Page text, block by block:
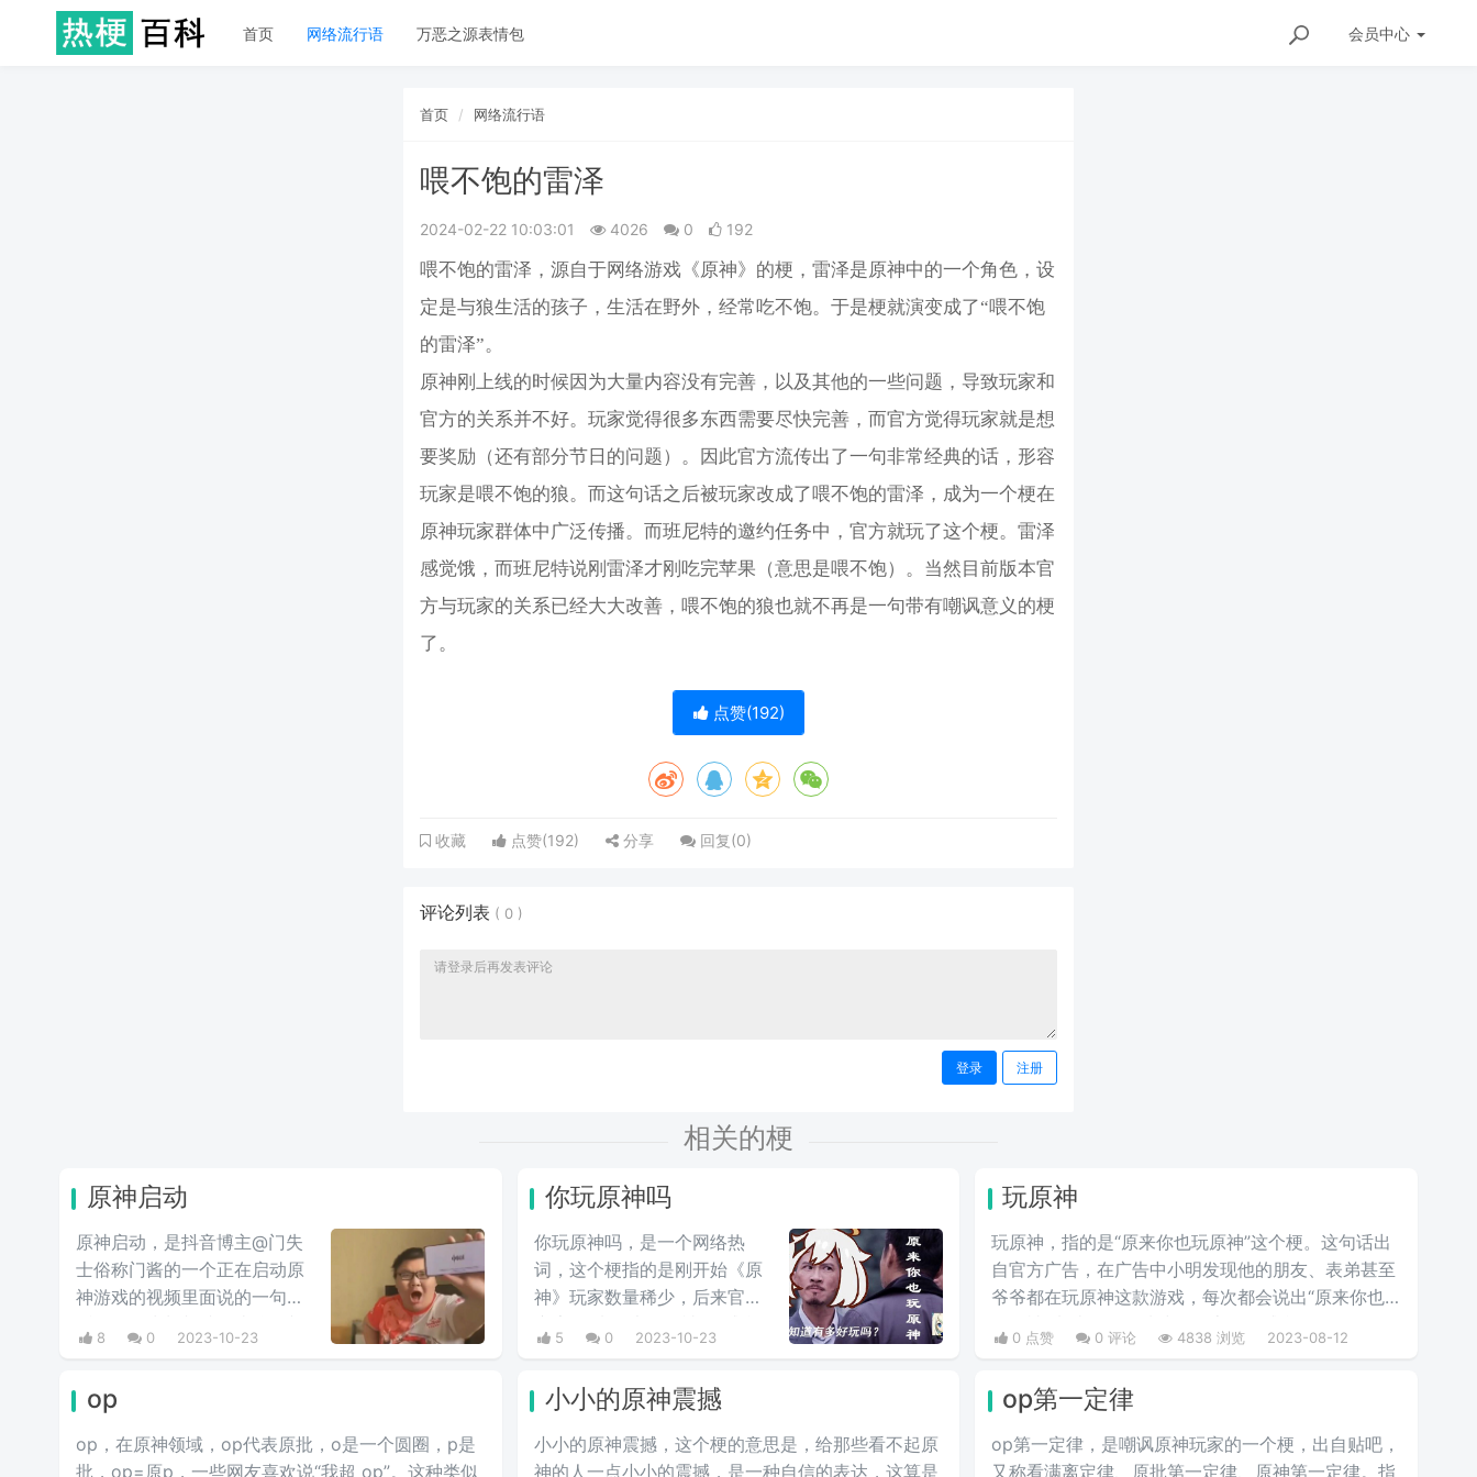
首页 网络流行语 万恶之源表情包 会员中心
首页 网络流行语
喂不饱的雷泽
2024-02-22 10:03:01 4026 0 192
喂不饱的雷泽，源自于网络游戏《原神》的梗，雷泽是原神中的一个角色，设
定是与狼生活的孩子，生活在野外，经常吃不饱。于是梗就演变成了“喂不饱
的雷泽”。
原神刚上线的时候因为大量内容没有完善，以及其他的一些问题，导致玩家和
官方的关系并不好。玩家觉得很多东西需要尽快完善，而官方觉得玩家就是想
要奖励（还有部分节日的问题）。因此官方流传出了一句非常经典的话，形容
玩家是喂不饱的狼。而这句话之后被玩家改成了喂不饱的雷泽，成为一个梗在
原神玩家群体中广泛传播。而班尼特的邀约任务中，官方就玩了这个梗。雷泽
感觉饿，而班尼特说刚雷泽才刚吃完苹果（意思是喂不饱）。当然目前版本官
方与玩家的关系已经大大改善，喂不饱的狼也就不再是一句带有嘲讽意义的梗
了。
点赞(192)
收藏 点赞(192) 分享 回复(0)
评论列表 ( 0 )
登录 注册
相关的梗
原神启动
原神启动，是抖音博主@门失
士俗称门酱的一个正在启动原
神游戏的视频里面说的一句
且身上穿着二次元衣服，他的
经典形象，眼镜是防弹子，头
发是油腻的，可乐是爱喝的，
而门酱更是教科书式的长相，
8 0 2023-10-23
你玩原神吗
你玩原神吗，是一个网络热
词，这个梗指的是刚开始《原
神》玩家数量稀少，后来官方
广告“原来你也玩原神”，感觉
太沙雕，于是，网上有人杠着
思是讽刺原神玩家低人一等。
5 0 2023-10-23
玩原神
玩原神，指的是“原来你也玩原神”这个梗。这句话出
自官方广告，在广告中小明发现他的朋友、表弟甚至
爷爷都在玩原神这款游戏，每次都会说出“原来你也
0 点赞 0 评论 4838 浏览 2023-08-12
op
op，在原神领域，op代表原批，o是一个圆圈，p是
批，op=原p，一些网友喜欢说“我超 op”。这种类似
小小的原神震撼
小小的原神震撼，这个梗的意思是，给那些看不起原
神的人一点小小的震撼，是一种自信的表达，这算是
op第一定律
op第一定律，是嘲讽原神玩家的一个梗，出自贴吧，
又称看满离定律、原批第一定律、原神第一定律。指